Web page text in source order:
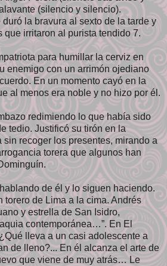
(silencio y silencio).
la bravura al sexto de la tarde y
que irritaron al purista tendido 7.
para humillar la cerviz en
enemigo con un arrimón ojediano
En un momento cayó en la
al menos era noble y no hizo por él.
redimiendo lo que había sido
tedio. Justificó su tirón en la
recoger los presentes, mirando a
torera que algunos han
de él y lo siguen haciendo.
torero de Lima a la cima. Andrés
y estrella de San Isidro,
contemporánea…”. En El
lleva a un casi adolescente a
de lleno?... En él alcanza el arte de
que viene de muy atrás… Le